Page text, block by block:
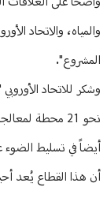
والمياه، والاتحاد
المشروع".
وشكر للاتحاد
نحو 21 محطة
أيضاً في تسليط
أن هذا القطاع يُعد